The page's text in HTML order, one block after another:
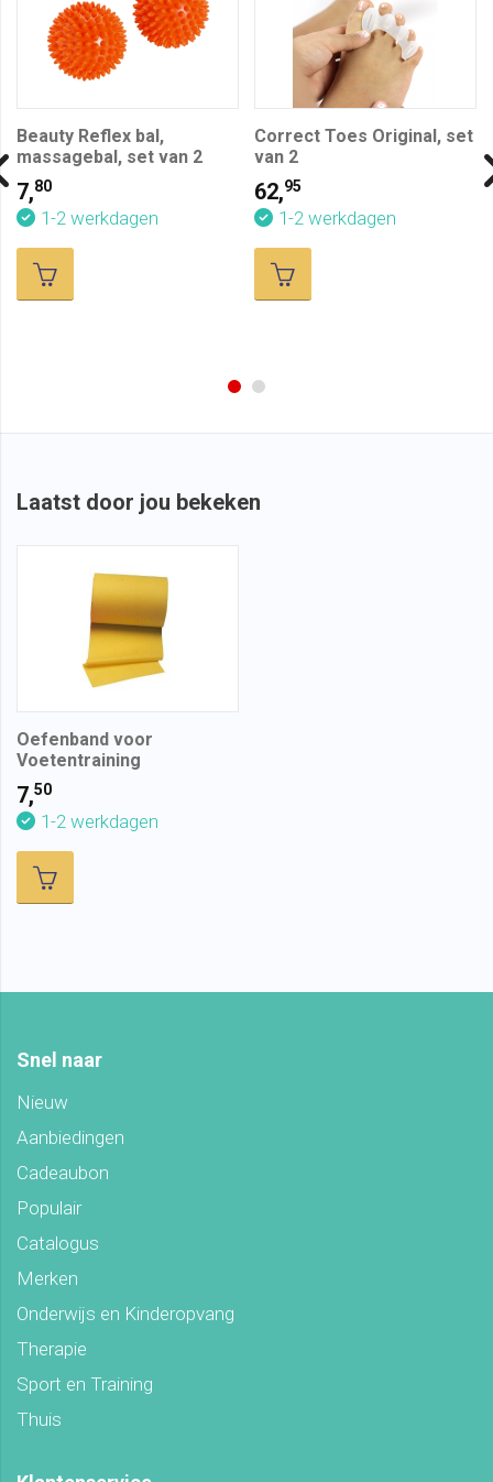
Beauty Reflex bal,
massagebal, set van 2
7,80
1-2 werkdagen
Correct Toes Original, set
van 2
62,95
1-2 werkdagen
Laatst door jou bekeken
Oefenband voor
Voetentraining
7,50
1-2 werkdagen
Snel naar
Nieuw
Aanbiedingen
Cadeaubon
Populair
Catalogus
Merken
Onderwijs en Kinderopvang
Therapie
Sport en Training
Thuis